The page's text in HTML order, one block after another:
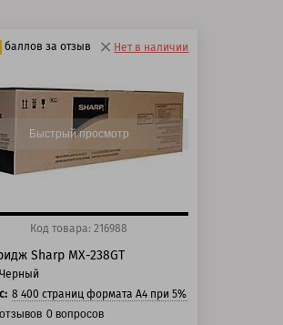
баллов за отзыв
баллов
баллов
Нет в наличии
Быстрый просмотр
Код товара: 216988
Sharp MX-238GT
Черный
8 400 страниц формата А4 при 5% заполнении
отзывов 0 вопросов